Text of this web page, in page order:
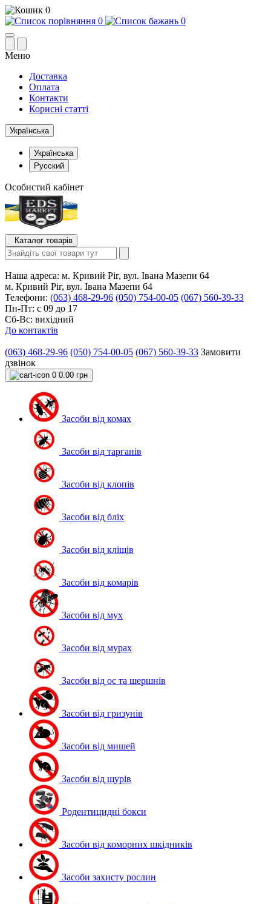
0
0
0
Меню
Доставка
Оплата
Контакти
Корисні статті
Українська
Українська
Русский
Особистий кабінет
Каталог товарів
Наша адреса: м. Кривий Ріг, вул. Івана Мазепи 64
м. Кривий Ріг, вул. Івана Мазепи 64
Телефони: (063) 468-29-96 (050) 754-00-05 (067) 560-39-33
Пн-Пт: с 09 до 17
Сб-Вс: вихідний
До контактів
(063) 468-29-96 (050) 754-00-05 (067) 560-39-33 Замовити
дзвінок
0 0.00 грн
Засоби від комах
Засоби від тарганів
Засоби від клопів
Засоби від бліх
Засоби від кліщів
Засоби від комарів
Засоби від мух
Засоби від мурах
Засоби від ос та шершнів
Засоби від гризунів
Засоби від мишей
Засоби від щурів
Родентицидні бокси
Засоби від коморних шкідників
Засоби захисту рослин